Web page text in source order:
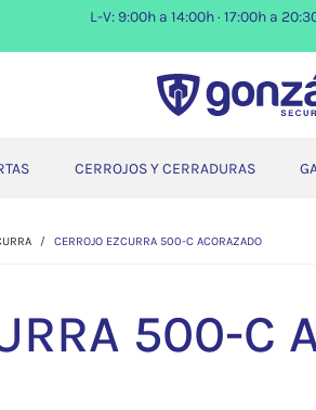
L-V: 9:00h a 14:00h · 17:00h a
CERROJOS Y CERRADURAS
CERROJO EZCURRA 500-C ACORAZADO
500-C